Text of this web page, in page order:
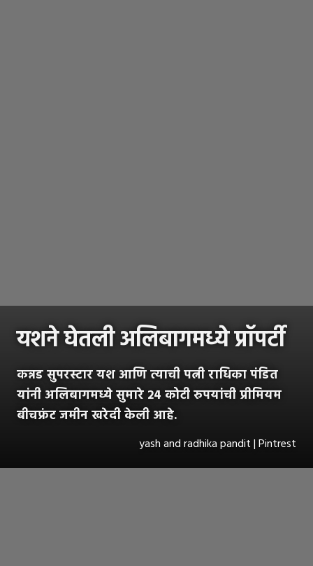
यशने घेतली अलिबागमध्ये प्रॉपर्टी
कन्नड सुपरस्टार यश आणि त्याची पत्नी राधिका पंडित
यांनी अलिबागमध्ये सुमारे 24 कोटी रुपयांची प्रीमियम
बीचफ्रंट जमीन खरेदी केली आहे.
yash and radhika pandit | Pintrest